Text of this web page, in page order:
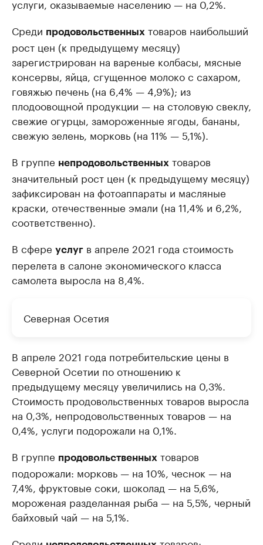
услуги, оказываемые населению — на 0,2%.
Среди продовольственных товаров наибольший
рост цен (к предыдущему месяцу)
зарегистрирован на вареные колбасы, мясные
консервы, яйца, сгущенное молоко с сахаром,
говяжью печень (на 6,4% — 4,9%); из
плодоовощной продукции — на столовую свеклу,
свежие огурцы, замороженные ягоды, бананы,
свежую зелень, морковь (на 11% — 5,1%).
В группе непродовольственных товаров
значительный рост цен (к предыдущему месяцу)
зафиксирован на фотоаппараты и масляные
краски, отечественные эмали (на 11,4% и 6,2%,
соответственно).
В сфере услуг в апреле 2021 года стоимость
перелета в салоне экономического класса
самолета выросла на 8,4%.
Северная Осетия
В апреле 2021 года потребительские цены в
Северной Осетии по отношению к
предыдущему месяцу увеличились на 0,3%.
Стоимость продовольственных товаров выросла
на 0,3%, непродовольственных товаров — на
0,4%, услуги подорожали на 0,1%.
В группе продовольственных товаров
подорожали: морковь — на 10%, чеснок — на
7,4%, фруктовые соки, шоколад — на 5,6%,
мороженая разделанная рыба — на 5,5%, черный
байховый чай — на 5,1%.